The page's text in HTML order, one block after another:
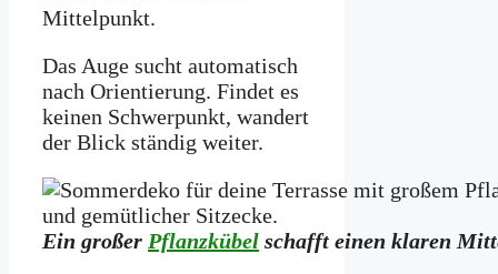
Mittelpunkt.
Das Auge sucht automatisch
nach Orientierung. Findet es
keinen Schwerpunkt, wandert
der Blick ständig weiter.
Ein großer Pflanzkübel schafft einen klaren